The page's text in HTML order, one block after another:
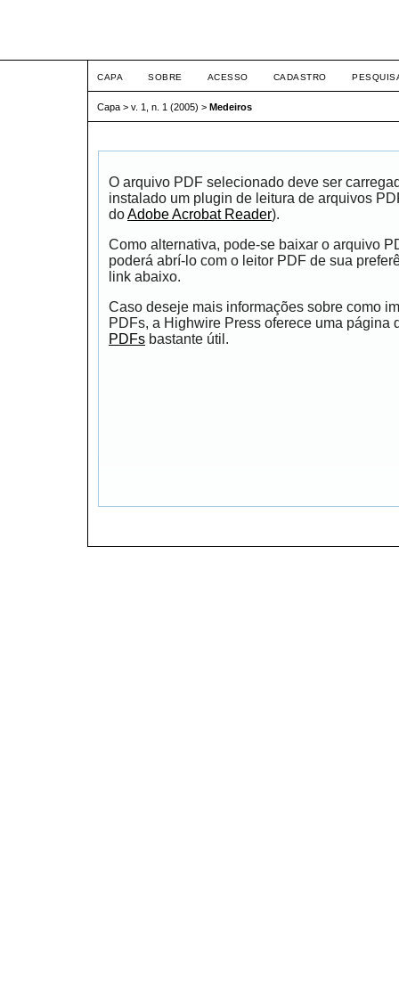
CAPA SOBRE ACESSO CADASTRO
Capa > v. 1, n. 1 (2005) > Medeiros
O arquivo PDF selecionado deve ser
instalado um plugin de leitura de arquivos
doAdobe Acrobat Reader).
Como alternativa, pode-se baixar o arquivo
poderá abrí-lo com o leitor PDF de sua
link abaixo.
Caso deseje mais informações sobre como
PDFs, a Highwire Press oferece uma página
PDFs bastante útil.